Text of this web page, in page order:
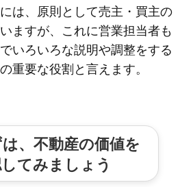
は、原則として売主・買主の
ますが、これに営業担当者も
いろいろな説明や調整をする
重要な役割と言えます。
、不動産の価値を
てみましょう